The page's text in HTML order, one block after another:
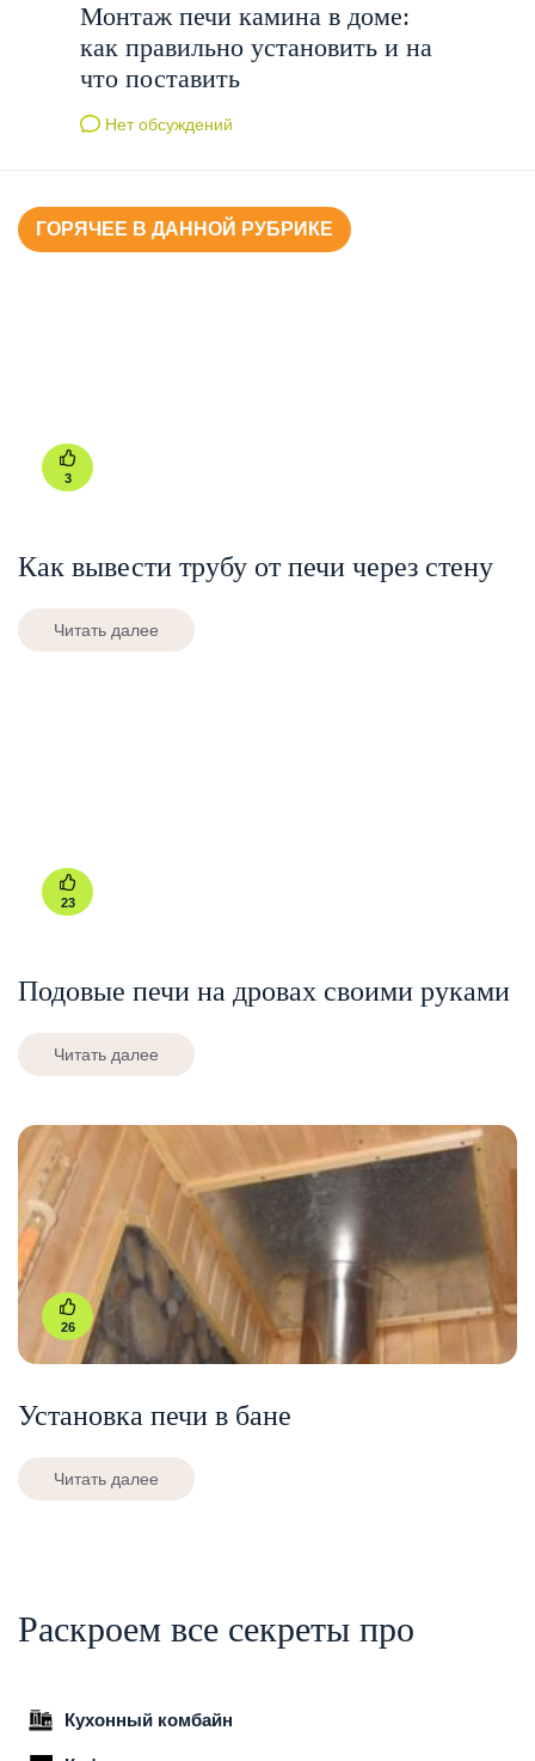
Монтаж печи камина в доме:
как правильно установить и на
что поставить
Нет обсуждений
ГОРЯЧЕЕ В ДАННОЙ РУБРИКЕ
3
Как вывести трубу от печи через стену
Читать далее
23
Подовые печи на дровах своими руками
Читать далее
26
Установка печи в бане
Читать далее
Раскроем все секреты про
Кухонный комбайн